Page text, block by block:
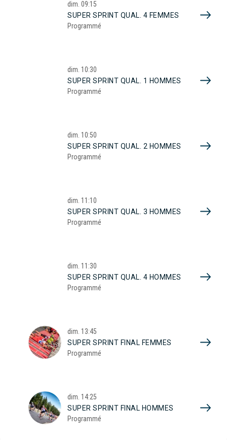
dim. 09:15
SUPER SPRINT QUAL. 4 FEMMES
Programmé
dim. 10:30
SUPER SPRINT QUAL. 1 HOMMES
Programmé
dim. 10:50
SUPER SPRINT QUAL. 2 HOMMES
Programmé
dim. 11:10
SUPER SPRINT QUAL. 3 HOMMES
Programmé
dim. 11:30
SUPER SPRINT QUAL. 4 HOMMES
Programmé
dim. 13:45
SUPER SPRINT FINAL FEMMES
Programmé
dim. 14:25
SUPER SPRINT FINAL HOMMES
Programmé